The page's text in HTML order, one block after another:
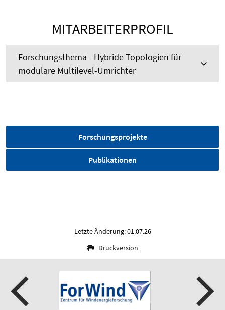
MITARBEITERPROFIL
Forschungsthema - Hybride Topologien für
modulare Multilevel-Umrichter
Forschungsprojekte
Publikationen
Letzte Änderung: 01.07.26
Druckversion